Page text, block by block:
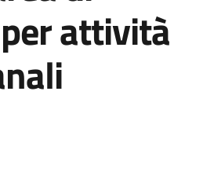
attività